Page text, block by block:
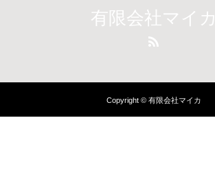
有限会社マイカ
Copyright © 有限会社マイカ